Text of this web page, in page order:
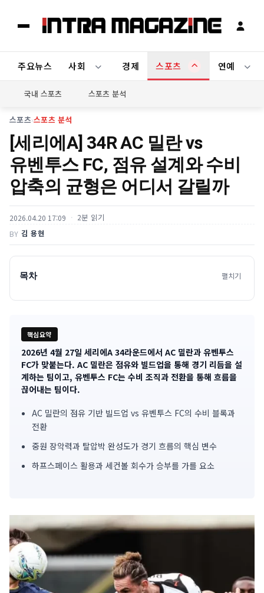
주요뉴스 사회 경제 스포츠 연예
국내 스포츠 스포츠 분석
스포츠›스포츠 분석
[세리에A] 34R AC 밀란 vs
유벤투스 FC, 점유 설계와 수비
압축의 균형은 어디서 갈릴까
2026.04.20 17:09 2분 읽기
BY 김 용현
목차 펼치기
핵심요약
기
사
요
약
2026년 4월 27일 세리에A 34라운드에서 AC 밀란과 유벤투스
FC가 맞붙는다. AC 밀란은 점유와 빌드업을 통해 경기 리듬을 설
계하는 팀이고, 유벤투스 FC는 수비 조직과 전환을 통해 흐름을
끊어내는 팀이다.
AC 밀란의 점유 기반 빌드업 vs 유벤투스 FC의 수비 블록과
전환
중원 장악력과 탈압박 완성도가 경기 흐름의 핵심 변수
하프스페이스 활용과 세컨볼 회수가 승부를 가를 요소